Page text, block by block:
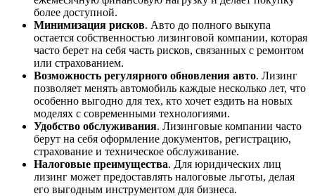
более доступной.
Минимизация рисков. Авто до полного выкупа
остается собственностью лизинговой компании, которая
часто берет на себя часть рисков, связанных с ремонтом
или страхованием.
Возможность регулярного обновления авто. Лизинг
позволяет менять автомобиль каждые несколько лет, что
особенно выгодно для тех, кто хочет ездить на новых
моделях с современными технологиями.
Удобство обслуживания. Лизинговые компании часто
берут на себя оформление документов, регистрацию,
страхование и техническое обслуживание.
Налоговые преимущества. Для юридических лиц
лизинг может предоставлять налоговые льготы, делая
его выгодным инструментом для бизнеса.